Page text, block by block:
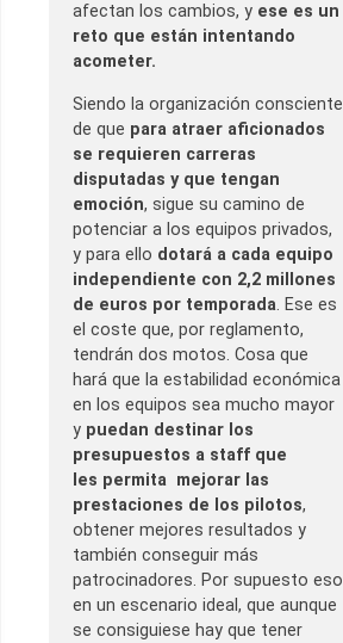
afectan los cambios, y ese es un
reto que están intentando
acometer.
Siendo la organización consciente
de que para atraer aficionados
se requieren carreras
disputadas y que tengan
emoción, sigue su camino de
potenciar a los equipos privados,
y para ello dotará a cada equipo
independiente con 2,2 millones
de euros por temporada. Ese es
el coste que, por reglamento,
tendrán dos motos. Cosa que
hará que la estabilidad económica
en los equipos sea mucho mayor
y puedan destinar los
presupuestos a staff que
les permita mejorar las
prestaciones de los pilotos,
obtener mejores resultados y
también conseguir más
patrocinadores. Por supuesto eso
en un escenario ideal, que aunque
se consiguiese hay que tener